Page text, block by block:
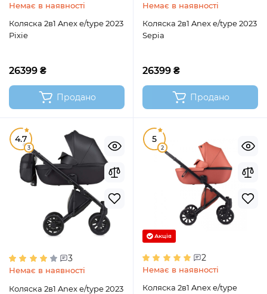
Немає в наявності
Коляска 2в1 Anex e/type 2023
Pixie
26399 ₴
Продано
Немає в наявності
Коляска 2в1 Anex e/type 2023
Sepia
26399 ₴
Продано
4.7
3
3
Немає в наявності
Коляска 2в1 Anex e/type 2023
5
2
Акція
2
Немає в наявності
Коляска 2в1 Anex e/type